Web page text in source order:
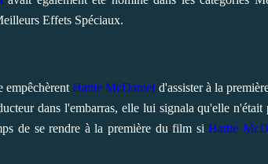
Effets Spéciaux.
empêchèrentHattie McDaniel d'assister à la
dans l'embarras, elle lui signala qu'elle
de se rendre à la première du film si Hattie